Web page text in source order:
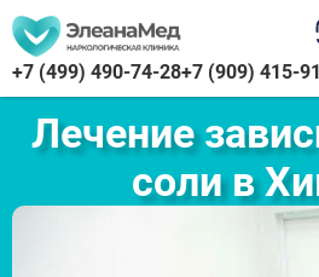
+7 (499) 490-74-28+7 (909) 415-
Лечение
соли в